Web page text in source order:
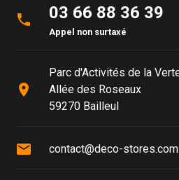
phone 03 66 88 36 39
Appel non surtaxé
place
Parc d'Activités de la
Allée des Roseaux
59270 Bailleul
mail contact@deco-stores.com